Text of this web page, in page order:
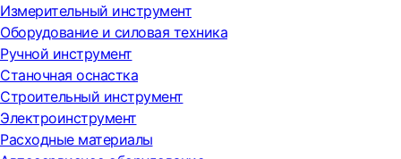
Измерительный инструмент
Оборудование и силовая техника
Ручной инструмент
Станочная оснастка
Строительный инструмент
Электроинструмент
Расходные материалы